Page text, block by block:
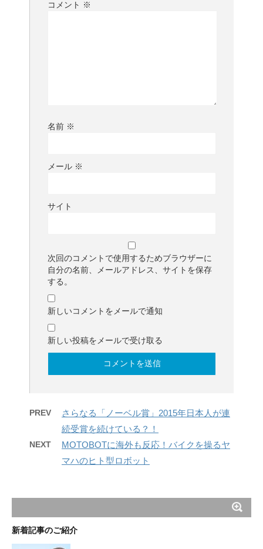
コメント ※
名前 ※
メール ※
サイト
次回のコメントで使用するためブラウザーに
自分の名前、メールアドレス、サイトを保存
する。
新しいコメントをメールで通知
新しい投稿をメールで受け取る
PREV
さらなる「ノーベル賞」2015年日本人が連
続受賞を続けている？！
NEXT
MOTOBOTに海外も反応！バイクを操るヤ
マハのヒト型ロボット
新着記事のご紹介